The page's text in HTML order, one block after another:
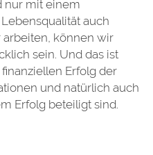
nur mit einem
auch
können wir
sein. Und das ist
Erfolg der
und natürlich auch
Erfolg beteiligt sind.